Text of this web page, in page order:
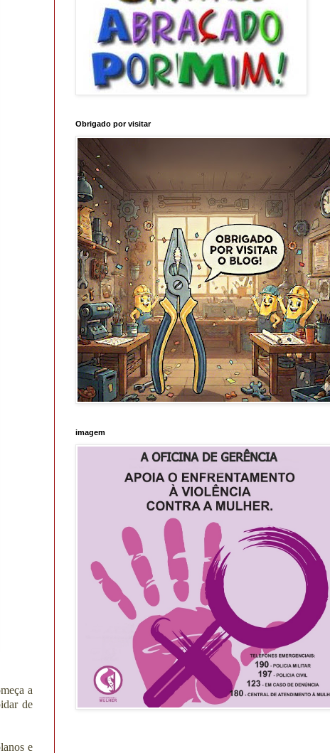
a
de
e
Obrigado por visitar
imagem